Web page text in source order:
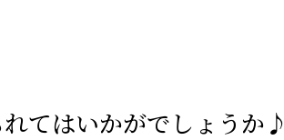
れてはいかがでしょうか♪